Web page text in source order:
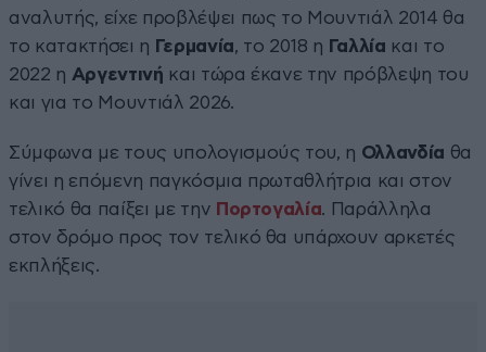
αναλυτής, είχε προβλέψει πως το Μουντιάλ 2014 θα
το κατακτήσει η Γερμανία, το 2018 η Γαλλία και το
2022 η Αργεντινή και τώρα έκανε την πρόβλεψη του
και για το Μουντιάλ 2026.
Σύμφωνα με τους υπολογισμούς του, η Ολλανδία θα
γίνει η επόμενη παγκόσμια πρωταθλήτρια και στον
τελικό θα παίξει με την Πορτογαλία. Παράλληλα
στον δρόμο προς τον τελικό θα υπάρχουν αρκετές
εκπλήξεις.